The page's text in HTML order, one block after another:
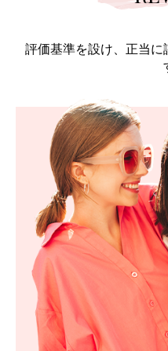
評価基準を設け、正当に